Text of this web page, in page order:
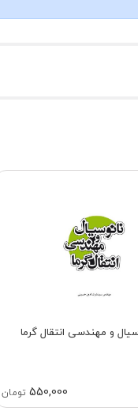
و مهندسی انتقال گرما
550,000 تومان